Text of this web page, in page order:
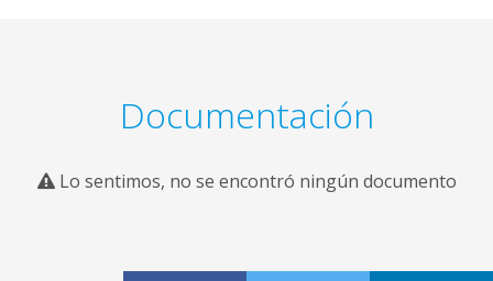
Documentación
Lo sentimos, no se encontró ningún documento